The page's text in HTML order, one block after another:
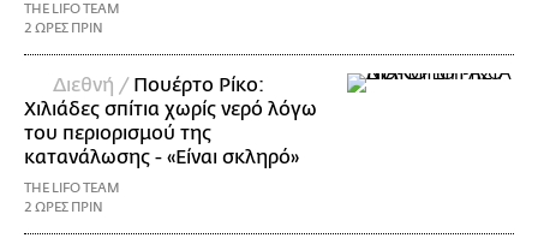
THE LIFO TEAM
2 ΩΡΕΣ ΠΡΙΝ
Διεθνή / Πουέρτο Ρίκο:
Χιλιάδες σπίτια χωρίς νερό λόγω
του περιορισμού της
κατανάλωσης - «Είναι σκληρό»
THE LIFO TEAM
2 ΩΡΕΣ ΠΡΙΝ